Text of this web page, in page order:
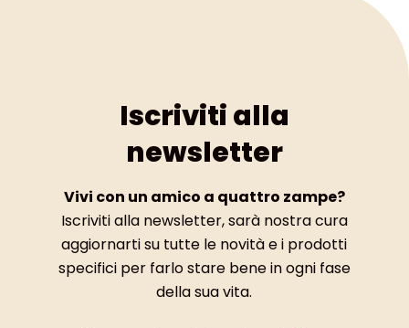
Iscriviti alla
newsletter
Vivi con un amico a quattro zampe?
Iscriviti alla newsletter, sarà nostra cura
aggiornarti su tutte le novità e i prodotti
specifici per farlo stare bene in ogni fase
della sua vita.